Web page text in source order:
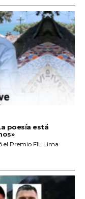
poesía está
el Premio FIL Lima